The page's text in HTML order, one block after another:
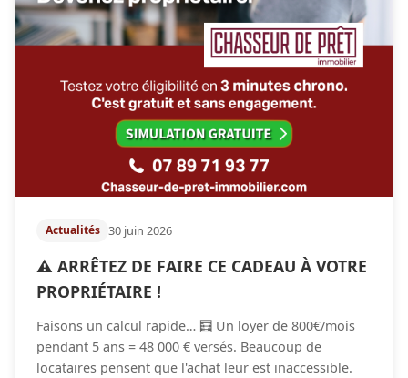
Actualités 30 juin 2026
⚠️ ARRÊTEZ DE FAIRE CE CADEAU À VOTRE
PROPRIÉTAIRE !
Faisons un calcul rapide… 🧮 Un loyer de 800€/mois
pendant 5 ans = 48 000 € versés. Beaucoup de
locataires pensent que l'achat leur est inaccessible.